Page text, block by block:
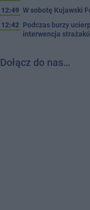
12:49 W sobotę Kujawski
12:42 Podczas burzy
interwencja
Dołącz do nas…